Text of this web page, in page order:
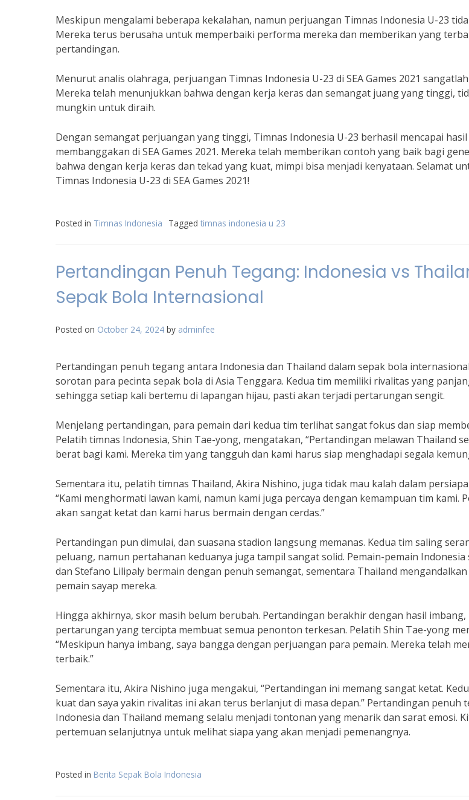
Meskipun mengalami beberapa kekalahan, namun perjuangan Timnas Indonesia U-23
Mereka terus berusaha untuk memperbaiki performa mereka dan memberikan yang
pertandingan.
Menurut analis olahraga, perjuangan Timnas Indonesia U-23 di SEA Games 2021
Mereka telah menunjukkan bahwa dengan kerja keras dan semangat juang yang tinggi,
mungkin untuk diraih.
Dengan semangat perjuangan yang tinggi, Timnas Indonesia U-23 berhasil mencapai
membanggakan di SEA Games 2021. Mereka telah memberikan contoh yang baik bagi
bahwa dengan kerja keras dan tekad yang kuat, mimpi bisa menjadi kenyataan. Selamat
Timnas Indonesia U-23 di SEA Games 2021!
Posted in Timnas Indonesia Tagged timnas indonesia u 23
Pertandingan Penuh Tegang: Indonesia vs
Sepak Bola Internasional
Posted on October 24, 2024 by adminfee
Pertandingan penuh tegang antara Indonesia dan Thailand dalam sepak bola
sorotan para pecinta sepak bola di Asia Tenggara. Kedua tim memiliki rivalitas yang
sehingga setiap kali bertemu di lapangan hijau, pasti akan terjadi pertarungan sengit.
Menjelang pertandingan, para pemain dari kedua tim terlihat sangat fokus dan siap
Pelatih timnas Indonesia, Shin Tae-yong, mengatakan, “Pertandingan melawan Thailand
berat bagi kami. Mereka tim yang tangguh dan kami harus siap menghadapi segala
Sementara itu, pelatih timnas Thailand, Akira Nishino, juga tidak mau kalah dalam
“Kami menghormati lawan kami, namun kami juga percaya dengan kemampuan tim kami.
akan sangat ketat dan kami harus bermain dengan cerdas.”
Pertandingan pun dimulai, dan suasana stadion langsung memanas. Kedua tim saling
peluang, namun pertahanan keduanya juga tampil sangat solid. Pemain-pemain Indonesia
dan Stefano Lilipaly bermain dengan penuh semangat, sementara Thailand
pemain sayap mereka.
Hingga akhirnya, skor masih belum berubah. Pertandingan berakhir dengan hasil
pertarungan yang tercipta membuat semua penonton terkesan. Pelatih Shin Tae-yong
“Meskipun hanya imbang, saya bangga dengan perjuangan para pemain. Mereka telah
terbaik.”
Sementara itu, Akira Nishino juga mengakui, “Pertandingan ini memang sangat ketat.
kuat dan saya yakin rivalitas ini akan terus berlanjut di masa depan.” Pertandingan penuh
Indonesia dan Thailand memang selalu menjadi tontonan yang menarik dan sarat emosi.
pertemuan selanjutnya untuk melihat siapa yang akan menjadi pemenangnya.
Posted in Berita Sepak Bola Indonesia